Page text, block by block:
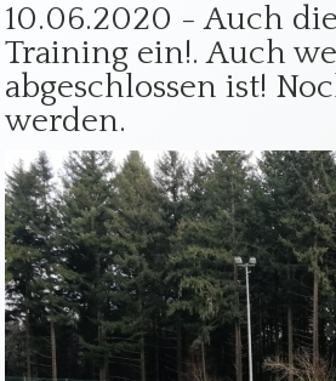
10.06.2020 - Auch
Training ein!. Auch
abgeschlossen ist!
werden.